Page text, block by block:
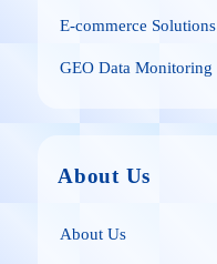
E-commerce Solutions
GEO Data Monitoring
About Us
About Us